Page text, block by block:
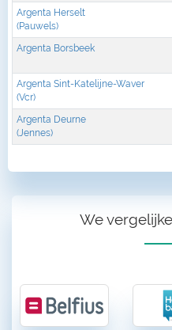
Argenta Herselt
(Pauwels)
Argenta Borsbeek
Argenta Sint-Katelijne-Waver
(Vcr)
Argenta Deurne
(Jennes)
We